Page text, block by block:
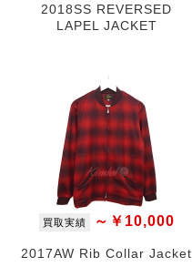
2018SS REVERSED
LAPEL JACKET
買取実績 ～￥10,000
2017AW Rib Collar Jacket